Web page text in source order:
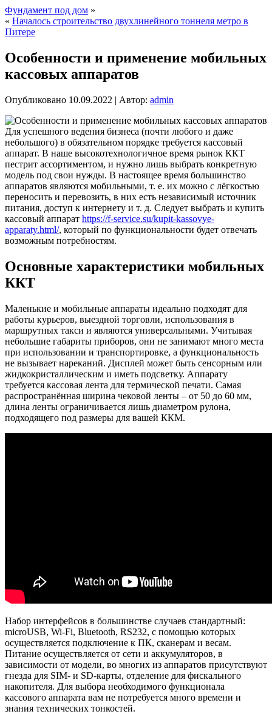
Фундамент под дом »
« Началось строительство двухлинейного тоннеля метро в
Питере
Особенности и применение мобильных
кассовых аппаратов
Опубликовано 10.09.2022 | Автор: admin
Для успешного ведения бизнеса (почти любого и даже
небольшого) в обязательном порядке требуется кассовый
аппарат. В наше высокотехнологичное время рынок ККТ
пестрит ассортиментом, и нужно лишь выбрать конкретную
модель под свои нужды. В настоящее время большинство
аппаратов являются мобильными, т. е. их можно с лёгкостью
переносить и перевозить, в них есть независимый источник
питания, доступ к интернету и т. д. Следует выбрать и купить
кассовый аппарат https://f-service.su/kupit-kassovye-
apparaty.html/, который по функциональности будет отвечать
возможным потребностям.
Основные характеристики мобильных
ККТ
Маленькие и мобильные аппараты идеально подходят для
работы курьеров, выездной торговли, использования в
маршрутных такси и являются универсальными. Учитывая
небольшие габариты приборов, они не занимают много места
при использовании и транспортировке, а функциональность
не вызывает нареканий. Дисплей может быть сенсорным или
жидкокристаллическим и иметь подсветку. Аппарату
требуется кассовая лента для термической печати. Самая
распространённая ширина чековой ленты – от 50 до 60 мм,
длина ленты ограничивается лишь диаметром рулона,
подходящего под размеры для вашей ККМ.
Набор интерфейсов в большинстве случаев стандартный:
microUSB, Wi-Fi, Bluetooth, RS232, с помощью которых
осуществляется подключение к ПК, сканерам и весам.
Питание осуществляется от сети и аккумуляторов, в
зависимости от модели, во многих из аппаратов присутствуют
гнезда для SIM- и SD-карты, отделение для фискального
накопителя. Для выбора необходимого функционала
кассового аппарата вам не потребуется много времени и
знания технических тонкостей.